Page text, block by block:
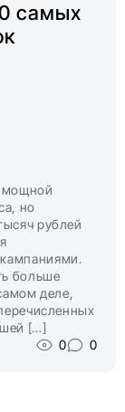
самых
мощной
но
рублей
больше
деле,
[…]
0 0